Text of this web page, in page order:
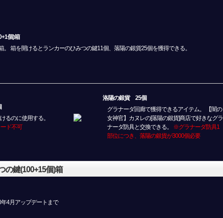
個)箱
箱を開けるとランカーのひみつの鍵11個、落陽の銀貨25個を獲得できる。
るのに使用する。
ド不可
洛陽の銀貨 25個
グラナーダ回廊で獲得できるアイテム。 【闇の
女神官】カヌレの[落陽の銀貨]商店で好きなグラ
ナーダ防具と交換できる。 ※グラナーダ防具1
部位につき、落陽の銀貨が3000個必要
の鍵(100+15個)箱
4月アップデートまで